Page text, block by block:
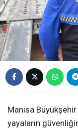
Manisa
yayaların